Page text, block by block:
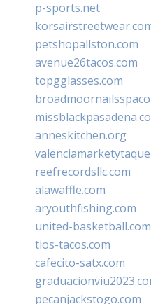
p-sports.net
petshopallston.com
avenue26tacos.com
topgglasses.com
anneskitchen.org
reefrecordsllc.com
alawaffle.com
aryouthfishing.com
united-basketball.com
tios-tacos.com
cafecito-satx.com
pecanjackstogo.com